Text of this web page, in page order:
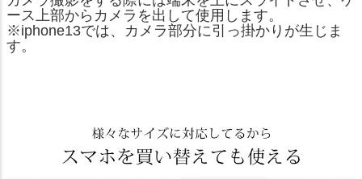
ース上部からカメラを出して使用します。
※iphone13では、カメラ部分に引っ掛かりが生じま
す。